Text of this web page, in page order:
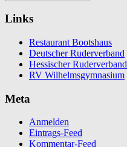
Links
Restaurant Bootshaus
Deutscher Ruderverband
Hessischer Ruderverband
RV Wilhelmsgymnasium
Meta
Anmelden
Eintrags-Feed
Kommentar-Feed